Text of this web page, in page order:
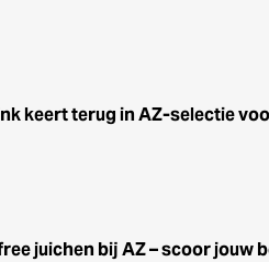
keert terug in AZ-selectie
juichen bij AZ – scoor jouw